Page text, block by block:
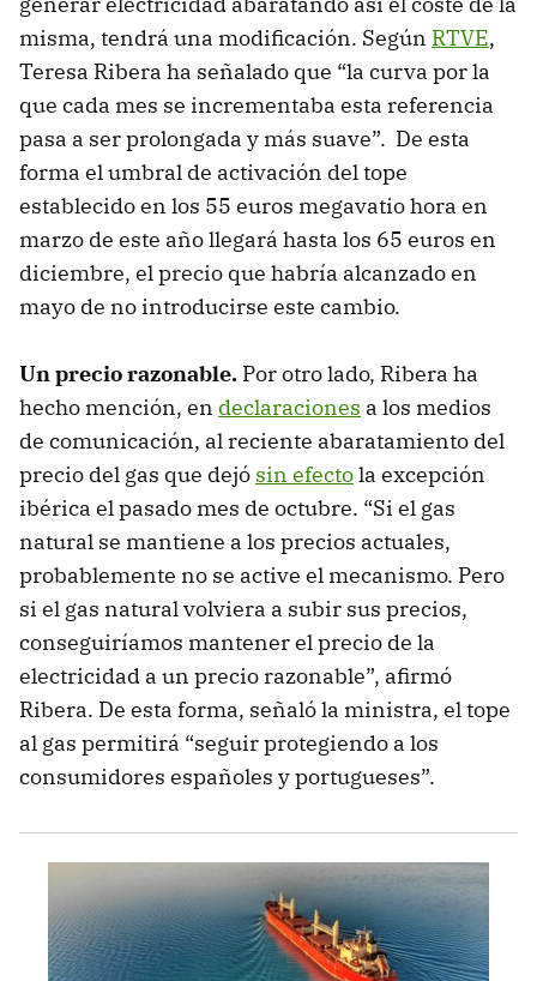
misma, tendrá una modificación. Según RTVE,
Teresa Ribera ha señalado que “la curva por la
que cada mes se incrementaba esta referencia
pasa a ser prolongada y más suave”. De esta
forma el umbral de activación del tope
establecido en los 55 euros megavatio hora en
marzo de este año llegará hasta los 65 euros en
diciembre, el precio que habría alcanzado en
mayo de no introducirse este cambio.
Un precio razonable. Por otro lado, Ribera ha
hecho mención, en declaraciones a los medios
de comunicación, al reciente abaratamiento del
precio del gas que dejó sin efectola excepción
ibérica el pasado mes de octubre. “Si el gas
natural se mantiene a los precios actuales,
probablemente no se active el mecanismo. Pero
si el gas natural volviera a subir sus precios,
conseguiríamos mantener el precio de la
electricidad a un precio razonable”, afirmó
Ribera. De esta forma, señaló la ministra, el tope
al gas permitirá “seguir protegiendo a los
consumidores españoles y portugueses”.